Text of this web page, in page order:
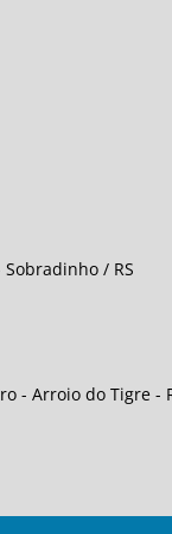
Sobradinho / RS
- Arroio do Tigre -